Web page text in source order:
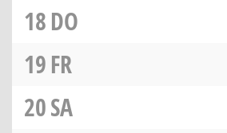
18DO
19FR
20SA